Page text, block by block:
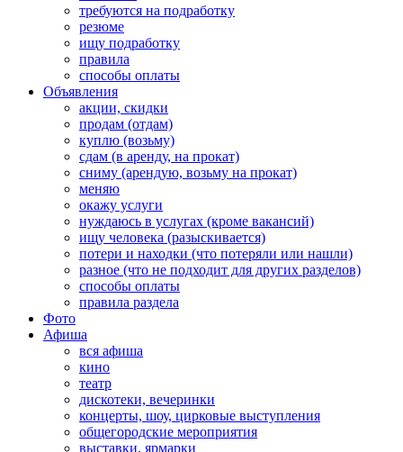
требуются на подработку
резюме
ищу подработку
правила
способы оплаты
Объявления
акции, скидки
продам (отдам)
куплю (возьму)
сдам (в аренду, на прокат)
сниму (арендую, возьму на прокат)
меняю
окажу услуги
нуждаюсь в услугах (кроме вакансий)
ищу человека (разыскивается)
потери и находки (что потеряли или нашли)
разное (что не подходит для других разделов)
способы оплаты
правила раздела
Фото
Афиша
вся афиша
кино
театр
дискотеки, вечеринки
концерты, шоу, цирковые выступления
общегородские мероприятия
выставки, ярмарки